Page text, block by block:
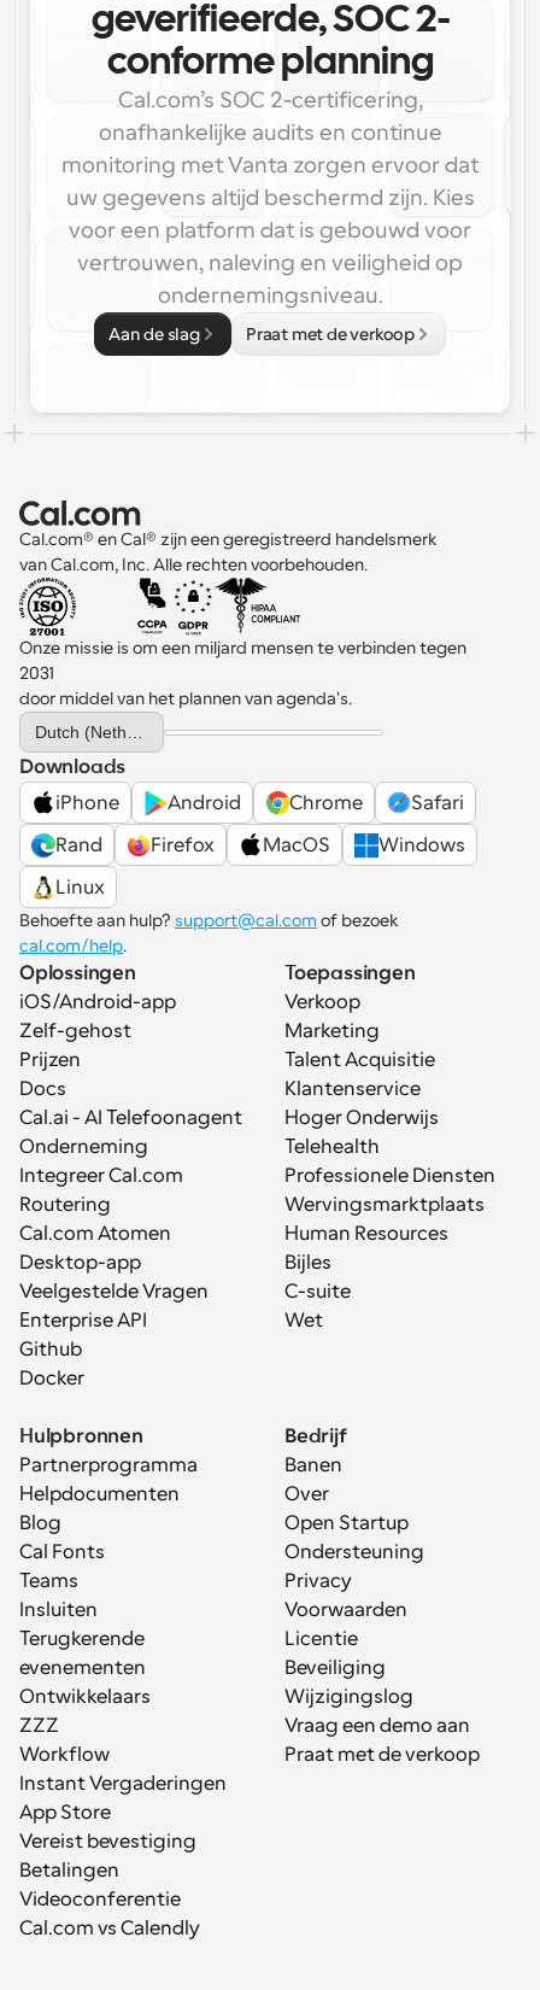
geverifieerde, SOC 2-
conforme planning
Cal.com’s SOC 2-certificering,
onafhankelijke audits en continue
monitoring met Vanta zorgen ervoor dat
uw gegevens altijd beschermd zijn. Kies
voor een platform dat is gebouwd voor
vertrouwen, naleving en veiligheid op
ondernemingsniveau.
Aan de slag Praat met de verkoop
Cal.com® en Cal® zijn een geregistreerd handelsmerk
van Cal.com, Inc. Alle rechten voorbehouden.
Onze missie is om een miljard mensen te verbinden tegen
2031
door middel van het plannen van agenda's.
Select Language
Downloads
iPhone
Android Chrome
Safari
Rand
Firefox MacOS
Windows
Linux
Behoefte aan hulp? support@cal.com
cal.com/help.
Oplossingen
iOS/Android-app
Zelf-gehost
Prijzen
Docs
Cal.ai - AI Telefoonagent
Onderneming
Integreer Cal.com
Routering
Cal.com Atomen
Desktop-app
Veelgestelde Vragen
Enterprise API
Github
Docker
Toepassingen
Verkoop
Marketing
Talent Acquisitie
Klantenservice
Hoger Onderwijs
Telehealth
Professionele Diensten
Wervingsmarktplaats
Human Resources
Bijles
C-suite
Wet
Hulpbronnen
Partnerprogramma
Helpdocumenten
Blog
Cal Fonts
Teams
Insluiten
Terugkerende
evenementen
Ontwikkelaars
ZZZ
Workflow
Instant Vergaderingen
App Store
Vereist bevestiging
Betalingen
Videoconferentie
Cal.com vs Calendly
Bedrijf
Banen
Over
Open Startup
Ondersteuning
Privacy
Voorwaarden
Licentie
Beveiliging
Wijzigingslog
Vraag een demo aan
Praat met de verkoop